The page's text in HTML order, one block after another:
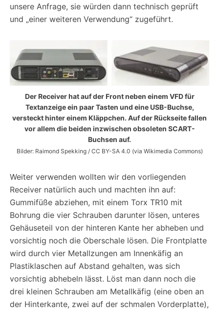
unsere Anfrage, sie würden dann technisch geprüft
und „einer weiteren Verwendung“ zugeführt.
Der Receiver hat auf der Front neben einem VFD für
Textanzeige ein paar Tasten und eine USB-Buchse,
versteckt hinter einem Kläppchen. Auf der Rückseite fallen
vor allem die beiden inzwischen obsoleten SCART-
Buchsen auf.
Bilder: Raimond Spekking / CC BY-SA 4.0 (via Wikimedia Commons)
Weiter verwenden wollten wir den vorliegenden
Receiver natürlich auch und machten ihn auf:
Gummifüße abziehen, mit einem Torx TR10 mit
Bohrung die vier Schrauben darunter lösen, unteres
Gehäuseteil von der hinteren Kante her abheben und
vorsichtig noch die Oberschale lösen. Die Frontplatte
wird durch vier Metallzungen am Innenkäfig an
Plastiklaschen auf Abstand gehalten, was sich
vorsichtig abhebeln lässt. Löst man dann noch die
drei kleinen Schrauben am Metallkäfig (eine oben an
der Hinterkante, zwei auf der schmalen Vorderplatte),